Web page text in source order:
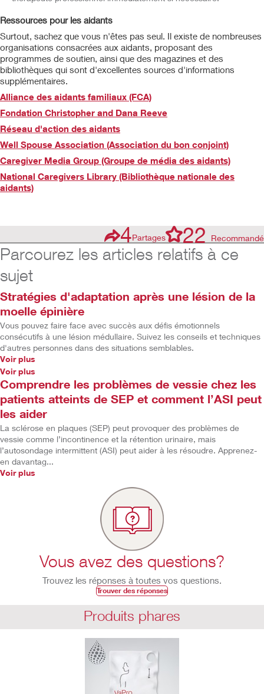
Ressources pour les aidants
Surtout, sachez que vous n'êtes pas seul. Il existe de nombreuses
organisations consacrées aux aidants, proposant des
programmes de soutien, ainsi que des magazines et des
bibliothèques qui sont d'excellentes sources d'informations
supplémentaires.
Alliance des aidants familiaux (FCA)
Fondation Christopher and Dana Reeve
Réseau d'action des aidants
Well Spouse Association (Association du bon conjoint)
Caregiver Media Group (Groupe de média des aidants)
National Caregivers Library (Bibliothèque nationale des
aidants)
4Partages 22 Recommandé
Parcourez les articles relatifs à ce
sujet
Stratégies d'adaptation après une lésion de la
moelle épinière
Vous pouvez faire face avec succès aux défis émotionnels
consécutifs à une lésion médullaire. Suivez les conseils et techniques
d'autres personnes dans des situations semblables.
Voir plus
Voir plus
Comprendre les problèmes de vessie chez les
patients atteints de SEP et comment l’ASI peut
les aider
La sclérose en plaques (SEP) peut provoquer des problèmes de
vessie comme l’incontinence et la rétention urinaire, mais
l’autosondage intermittent (ASI) peut aider à les résoudre. Apprenez-
en davantag...
Voir plus
Vous avez des questions?
Trouvez les réponses à toutes vos questions.
Trouver des réponses
Produits phares